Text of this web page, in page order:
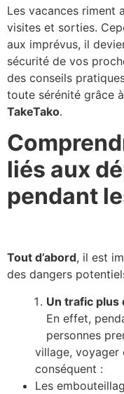
Les vacances riment
visites et sorties.
aux imprévus, il
sécurité de vos
des conseils
toute sérénité grâce
TakeTako.
liés aux
pendant
Tout d’abord, il est
des dangers
Un trafic plus
En effet,
personnes
village, voyager
conséquent :
Les